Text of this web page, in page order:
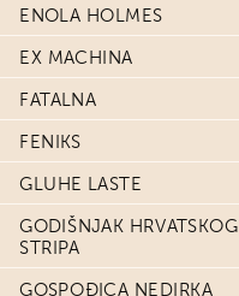
ENOLA HOLMES
EX MACHINA
FATALNA
FENIKS
GLUHE LASTE
GODIŠNJAK HRVATSKOG
STRIPA
GOSPOĐICA NEDIRKA